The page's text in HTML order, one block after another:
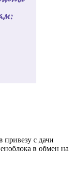
с дачи
в обмен на